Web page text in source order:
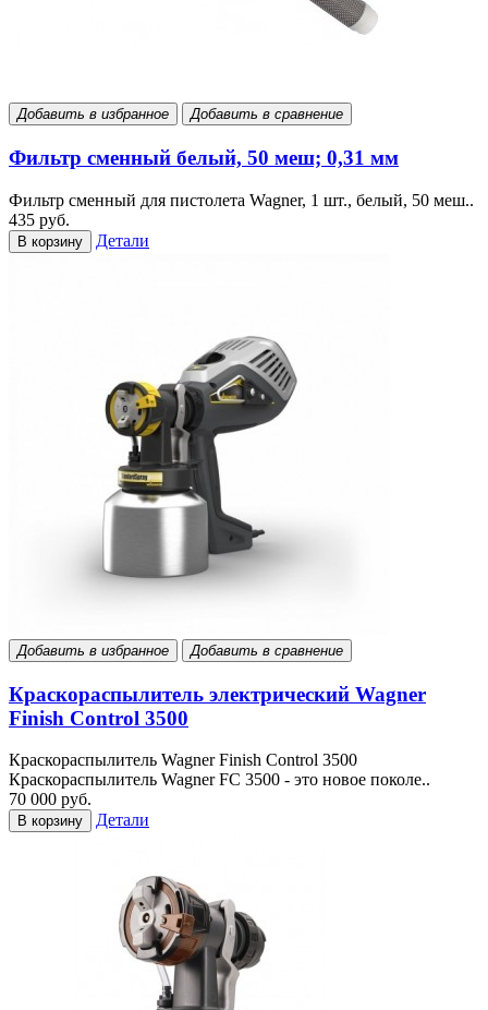
Добавить в избранное Добавить в сравнение
Фильтр сменный белый, 50 меш; 0,31 мм
Фильтр сменный для пистолета Wagner, 1 шт., белый, 50 меш..
435 руб.
В корзину Детали
Добавить в избранное Добавить в сравнение
Краскораспылитель электрический Wagner
Finish Control 3500
Краскораспылитель Wagner Finish Control 3500
Краскораспылитель Wagner FC 3500 - это новое поколе..
70 000 руб.
В корзину Детали